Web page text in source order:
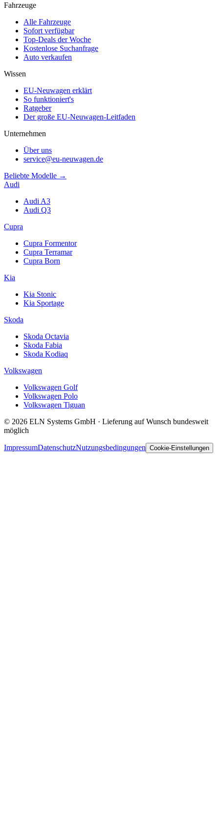
Fahrzeuge
Alle Fahrzeuge
Sofort verfügbar
Top-Deals der Woche
Kostenlose Suchanfrage
Auto verkaufen
Wissen
EU-Neuwagen erklärt
So funktioniert's
Ratgeber
Der große EU-Neuwagen-Leitfaden
Unternehmen
Über uns
service@eu-neuwagen.de
Beliebte Modelle →
Audi
Audi A3
Audi Q3
Cupra
Cupra Formentor
Cupra Terramar
Cupra Born
Kia
Kia Stonic
Kia Sportage
Skoda
Skoda Octavia
Skoda Fabia
Skoda Kodiaq
Volkswagen
Volkswagen Golf
Volkswagen Polo
Volkswagen Tiguan
© 2026 ELN Systems GmbH · Lieferung auf Wunsch bundesweit
möglich
ImpressumDatenschutzNutzungsbedingungen Cookie-Einstellungen